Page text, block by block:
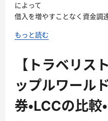
によって
借入を増やすことなく資金調
もっと読む
【トラベリス
ップルワール
券・LCCの比較